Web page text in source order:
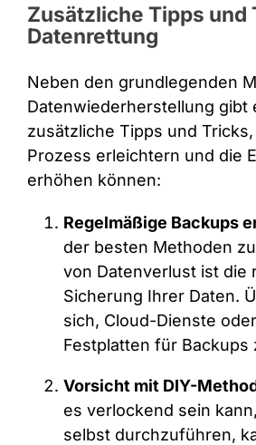
Zusätzliche Tipps und
Datenrettung
Neben den grundlegenden
Datenwiederherstellung gibt
zusätzliche Tipps und
Prozess erleichtern und die
erhöhen können:
Regelmäßige Backups
der besten Methoden
von Datenverlust ist die
Sicherung Ihrer Daten.
sich, Cloud-Dienste
Festplatten für Backups
Vorsicht mit DIY-
es verlockend sein
selbst durchzuführen,